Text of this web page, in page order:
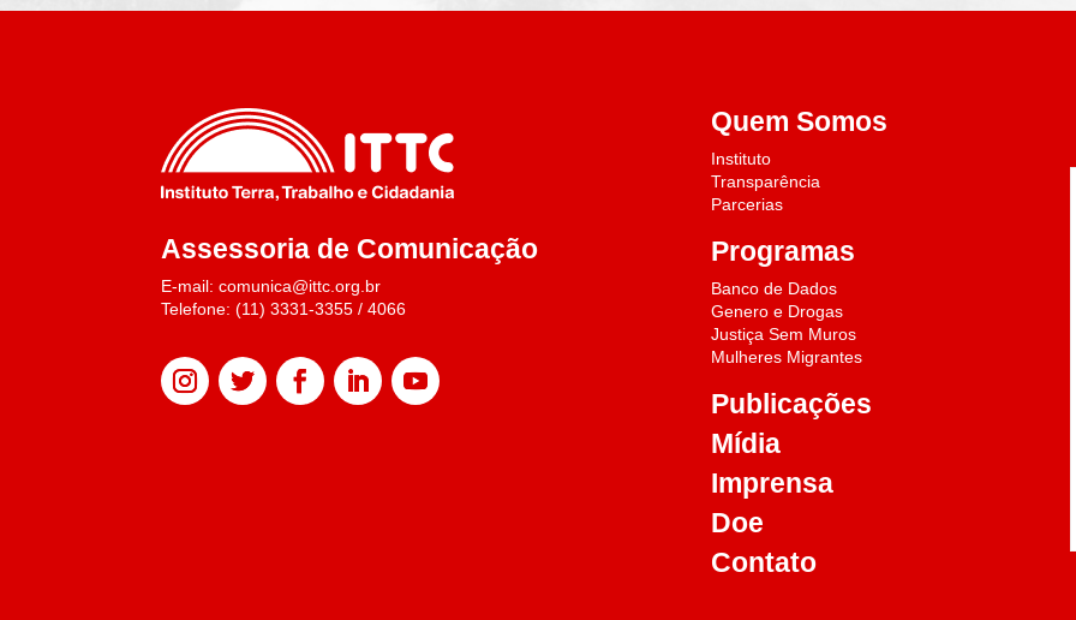
Assessoria de Comunicação
E-mail: comunica@ittc.org.br
Telefone: (11) 3331-3355 / 4066
Quem Somos
Instituto
Transparência
Parcerias
Programas
Banco de Dados
Genero e Drogas
Justiça Sem Muros
Mulheres Migrantes
Publicações
Mídia
Imprensa
Doe
Contato